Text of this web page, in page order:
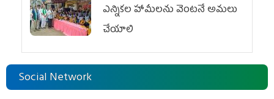
ఎన్నికల హామీలను వెంటనే అమలు
చేయాలి
Social Network